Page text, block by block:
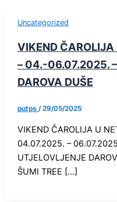
Uncategorized
VIKEND ČAROLIJA
– 04.-06.07.2025. –
DAROVA DUŠE
putps /29/05/2025
VIKEND ČAROLIJA U
04.07.2025. –
UTJELOVLJENJE
ŠUMI TREE […]